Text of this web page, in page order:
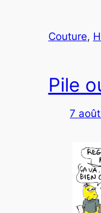
Couture,
Pile
7